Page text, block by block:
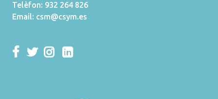
Telèfon: 932 264 826
Email: csm@csym.es